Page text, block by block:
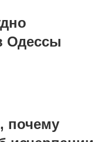
Одессы
почему